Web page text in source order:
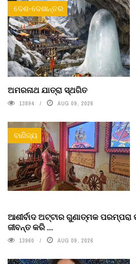
ଦେଶ-ଦେଶାନ୍ତର
ଅମରନାଥ ଯାତ୍ରା ସ୍ଥଗିତ
13894 AUG 09, 2026
ବାଣିଜ୍ୟ
ଆଶୀର୍ବାଦ ଅଟ୍ଟାର ଗୁଣାତ୍ମକ ପରମ୍ପରା
ଜୀବନ୍ତ କରି ...
13960 AUG 09, 2026